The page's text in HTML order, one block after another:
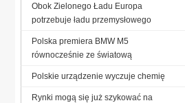
Obok Zielonego Ładu Europa
potrzebuje ładu przemysłowego
Polska premiera BMW M5
równocześnie ze światową
Polskie urządzenie wyczuje chemię
Rynki mogą się już szykować na